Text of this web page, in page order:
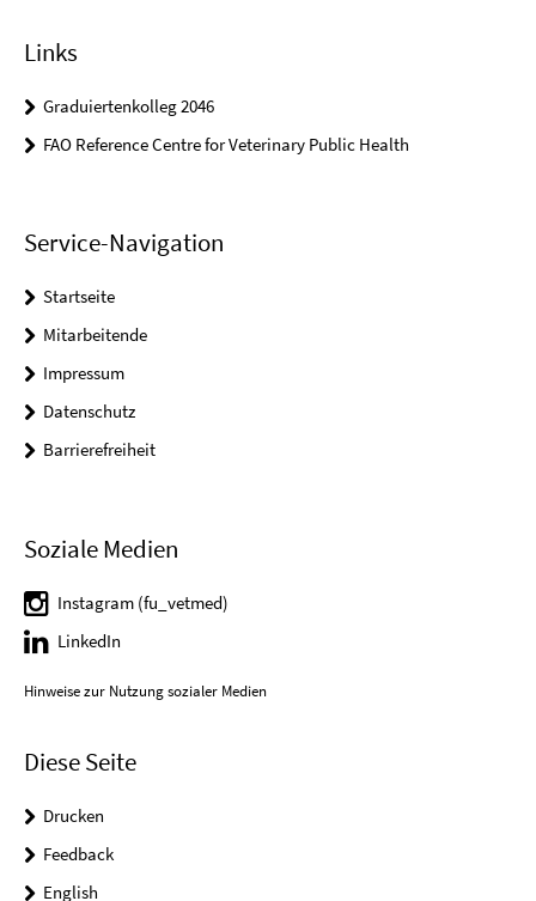
Links
Graduiertenkolleg 2046
FAO Reference Centre for Veterinary Public Health
Service-Navigation
Startseite
Mitarbeitende
Impressum
Datenschutz
Barrierefreiheit
Soziale Medien
Instagram (fu_vetmed)
LinkedIn
Hinweise zur Nutzung sozialer Medien
Diese Seite
Drucken
Feedback
English